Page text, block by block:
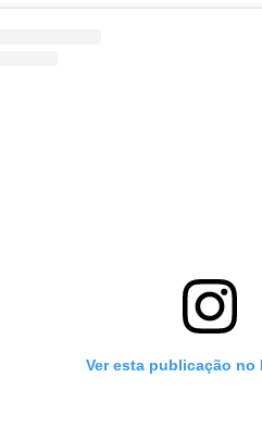
Ver esta publicação no